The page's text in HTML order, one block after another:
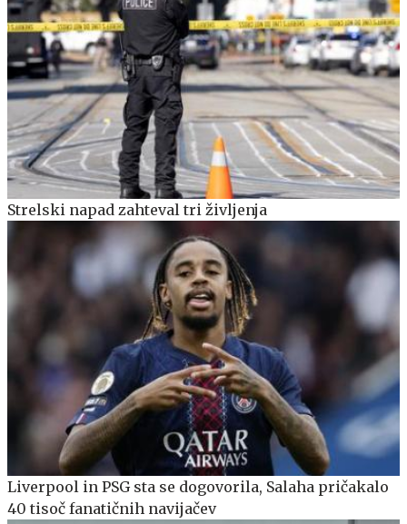
Strelski napad zahteval tri življenja
Liverpool in PSG sta se dogovorila, Salaha pričakalo
40 tisoč fanatičnih navijačev